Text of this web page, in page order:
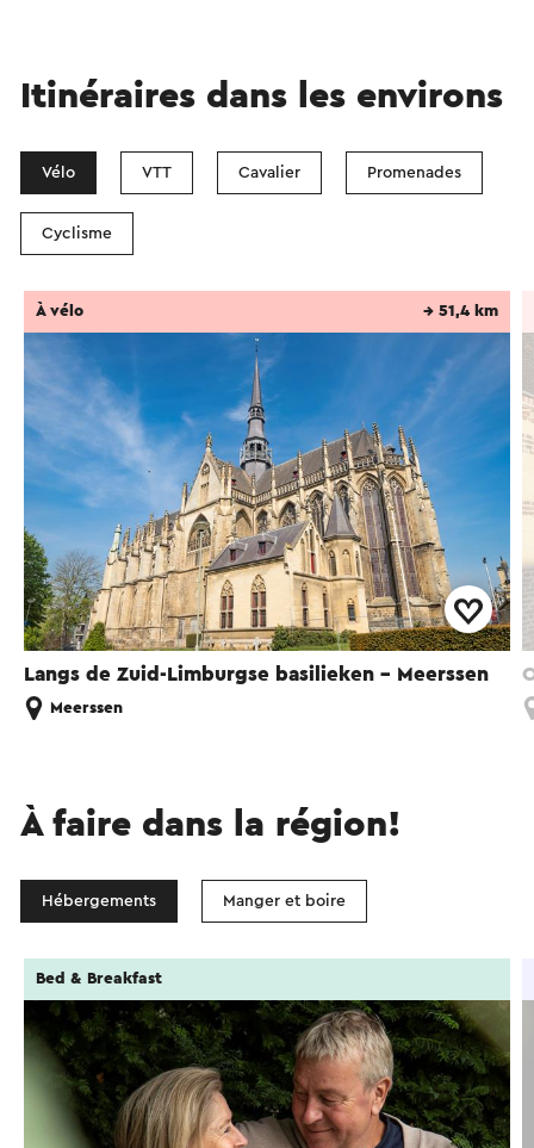
Itinéraires dans les environs
Vélo VTT Cavalier Promenades
Cyclisme
Langs de Zuid-Limburgse basilieken - Meerssen
À vélo → 51,4 km
Meerssen
À faire dans la région!
Hébergements Manger et boire
Bed & Breakfast